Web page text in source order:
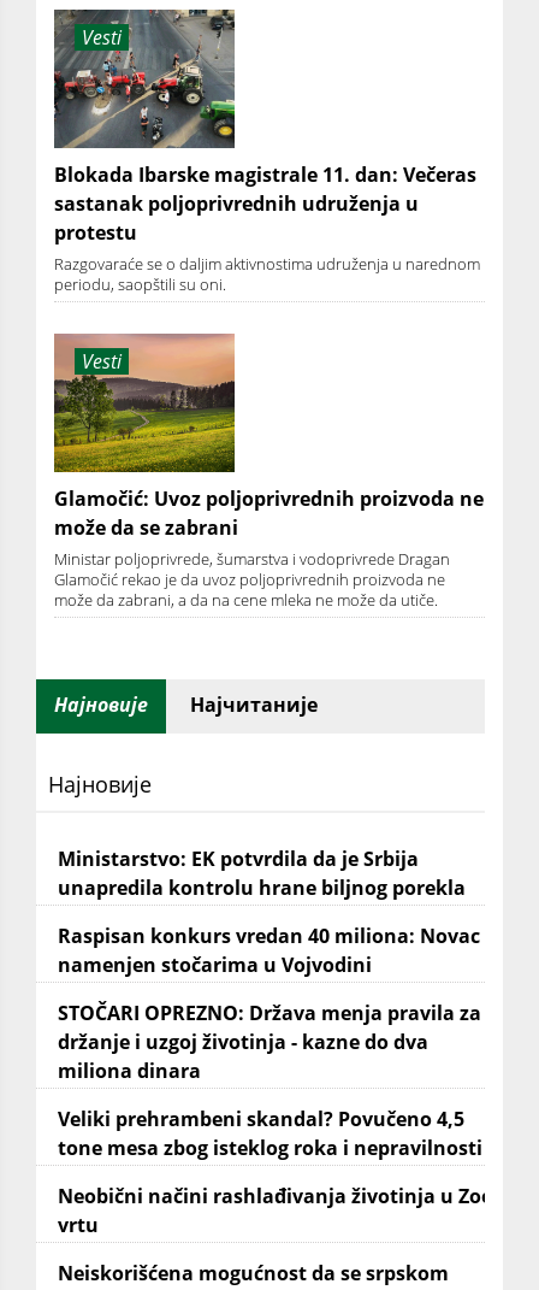
Vesti
Blokada Ibarske magistrale 11. dan: Večeras
sastanak poljoprivrednih udruženja u
protestu
Razgovaraće se o daljim aktivnostima udruženja u narednom
periodu, saopštili su oni.
Vesti
Glamočić: Uvoz poljoprivrednih proizvoda ne
može da se zabrani
Ministar poljoprivrede, šumarstva i vodoprivrede Dragan
Glamočić rekao je da uvoz poljoprivrednih proizvoda ne
može da zabrani, a da na cene mleka ne može da utiče.
Најновије Најчитаније
Најновије
Ministarstvo: EK potvrdila da je Srbija
unapredila kontrolu hrane biljnog porekla
Raspisan konkurs vredan 40 miliona: Novac
namenjen stočarima u Vojvodini
STOČARI OPREZNO: Država menja pravila za
držanje i uzgoj životinja - kazne do dva
miliona dinara
Veliki prehrambeni skandal? Povučeno 4,5
tone mesa zbog isteklog roka i nepravilnosti
Neobični načini rashlađivanja životinja u Zoo
vrtu
Neiskorišćena mogućnost da se srpskom